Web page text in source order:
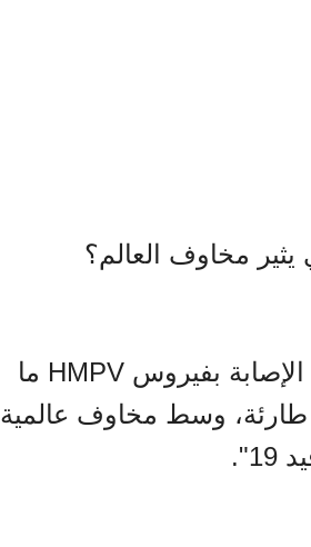
مخاوف العالم؟
تشهد الصين مؤخرا ارتفاعا كبير في حالات الإصابة بفيروس HMPV ما
طارئة، وسط مخاوف عالمية